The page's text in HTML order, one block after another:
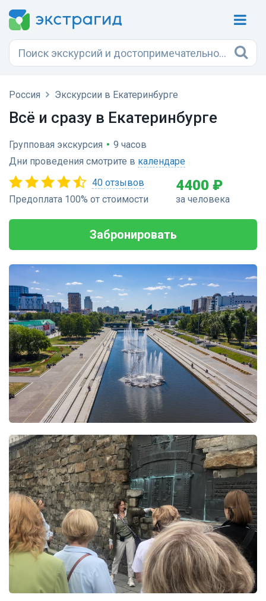
Россия Экскурсии в Екатеринбурге
Всё и сразу в Екатеринбурге
Групповая экскурсия • 9 часов
Дни проведения смотрите в календаре
40 отзывов
Предоплата 100% от стоимости
4400 ₽
за человека
Забронировать